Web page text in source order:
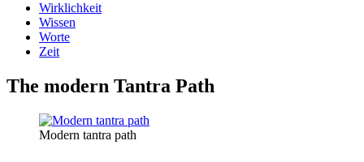
Wirklichkeit
Wissen
Worte
Zeit
The modern Tantra Path
Modern tantra path